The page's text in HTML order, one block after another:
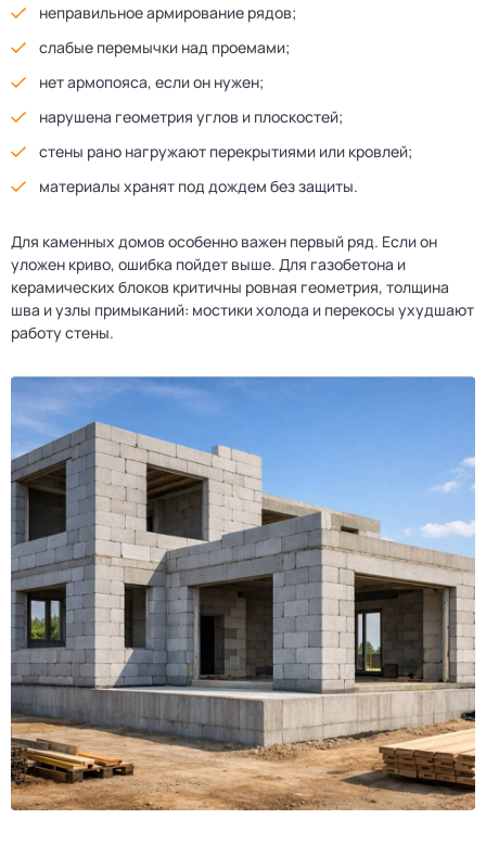
неправильное армирование рядов;
слабые перемычки над проемами;
нет армопояса, если он нужен;
нарушена геометрия углов и плоскостей;
стены рано нагружают перекрытиями или кровлей;
материалы хранят под дождем без защиты.
Для каменных домов особенно важен первый ряд. Если он
уложен криво, ошибка пойдет выше. Для газобетона и
керамических блоков критичны ровная геометрия, толщина
шва и узлы примыканий: мостики холода и перекосы ухудшают
работу стены.